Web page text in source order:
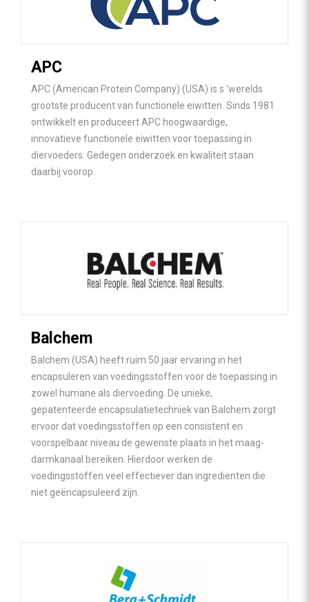
APC
APC (American Protein Company) (USA) is s 'werelds
grootste producent van functionele eiwitten. Sinds 1981
ontwikkelt en produceert APC hoogwaardige,
innovatieve functionele eiwitten voor toepassing in
diervoeders. Gedegen onderzoek en kwaliteit staan
daarbij voorop.
Balchem
Balchem (USA) heeft ruim 50 jaar ervaring in het
encapsuleren van voedingsstoffen voor de toepassing in
zowel humane als diervoeding. De unieke,
gepatenteerde encapsulatietechniek van Balchem zorgt
ervoor dat voedingsstoffen op een consistent en
voorspelbaar niveau de gewenste plaats in het maag-
darmkanaal bereiken. Hierdoor werken de
voedingsstoffen veel effectiever dan ingredienten die
niet geëncapsuleerd zijn.